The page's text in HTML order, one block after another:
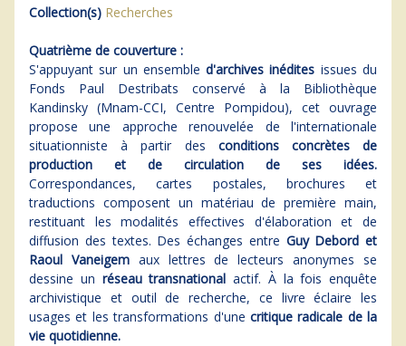
Collection(s) Recherches
Quatrième de couverture :
S'appuyant sur un ensembled'archives inédites issues du
Fonds Paul Destribats conservé à la Bibliothèque
Kandinsky (Mnam-CCI, Centre Pompidou), cet ouvrage
propose une approche renouvelée de l'internationale
situationniste à partir des conditions concrètes de
production et de circulation de ses idées.
Correspondances, cartes postales, brochures et
traductions composent un matériau de première main,
restituant les modalités effectives d'élaboration et de
diffusion des textes. Des échanges entre Guy Debord et
Raoul Vaneigemaux lettres de lecteurs anonymes se
dessine un réseau transnational actif. À la fois enquête
archivistique et outil de recherche, ce livre éclaire les
usages et les transformations d'une critique radicale de la
vie quotidienne.